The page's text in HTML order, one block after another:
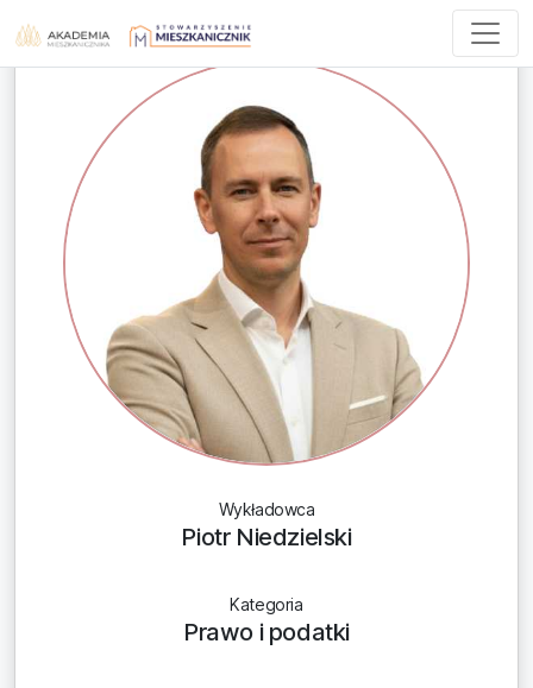
Wykładowca
Piotr Niedzielski
Kategoria
Prawo i podatki